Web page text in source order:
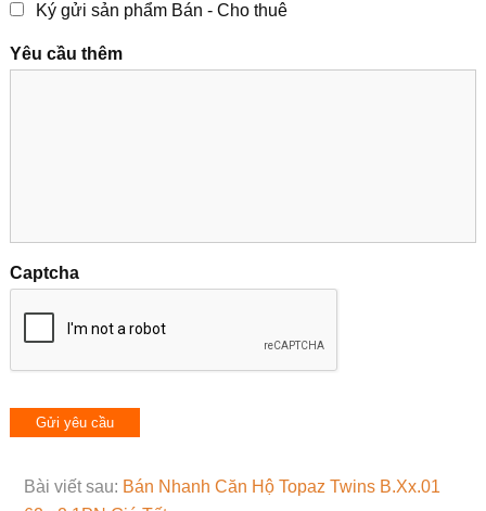
Ký gửi sản phẩm Bán - Cho thuê
Yêu cầu thêm
Captcha
Bài viết sau: Bán Nhanh Căn Hộ Topaz Twins B.Xx.01